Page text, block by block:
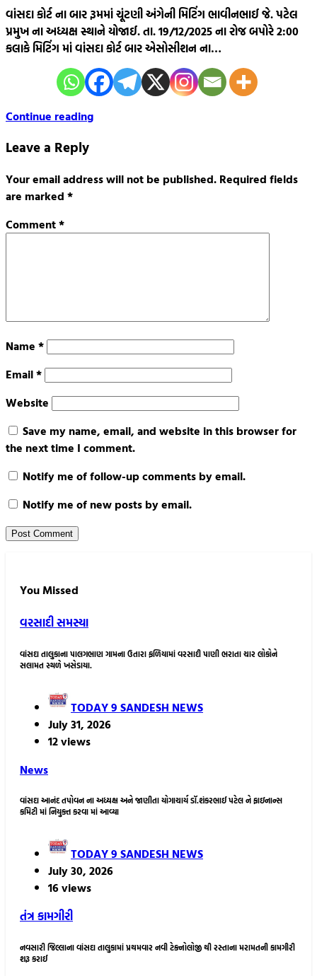
વાંસદા કોર્ટ ના બાર રૂમમાં ચૂંટણી અંગેની મિટિંગ ભાવીનભાઈ જે. પટેલ
પ્રમુખ ના અધ્યક્ષ સ્થાને યોજાઈ. તા. 19/12/2025 ના રોજ બપોરે 2:00
કલાકે મિટિંગ માં વાંસદા કોર્ટ બાર એસોસીશન ના…
Continue reading
Leave a Reply
Your email address will not be published. Required fields
are marked *
Comment*
Name *
Email*
Website
Save my name, email, and website in this browser for
the next time I comment.
Notify me of follow-up comments by email.
Notify me of new posts by email.
You Missed
વરસાદી સમસ્યા
વાંસદા તાલુકાના પાલગભાણ ગામના ઉતારા ફળિયામાં વરસાદી પાણી ભરાતા ચાર લોકોને
સલામત સ્થળે ખસેડાયા.
TODAY 9 SANDESH NEWS
July 31, 2026
12 views
News
વાંસદા આનંદ તપોવન ના અધ્યક્ષ અને જાણીતા યોગાચાર્ય ડૉ.શંકરભાઈ પટેલ ને ફાઇનાન્સ
કમિટી માં નિયુક્ત કરવા માં આવ્યા
TODAY 9 SANDESH NEWS
July 30, 2026
16 views
તંત્ર કામગીરી
નવસારી જિલ્લાના વાંસદા તાલુકામાં પ્રથમવાર નવી ટેક્નોલોજી થી રસ્તાના મરામતની કામગીરી
શરૂ કરાઈ